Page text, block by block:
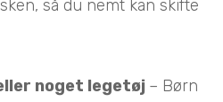
så du nemt kan skifte
noget legetøj – Børn